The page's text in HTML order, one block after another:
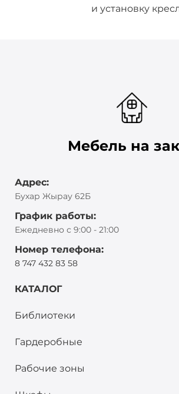
и установку
Мебель на
Адрес:
Бухар Жырау 62Б
График работы:
Ежедневно с 9:00 - 21:00
Номер телефона:
8 747 432 83 58
КАТАЛОГ
Библиотеки
Гардеробные
Рабочие зоны